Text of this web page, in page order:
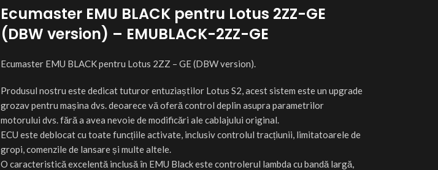
Ecumaster EMU BLACK pentru Lotus 2ZZ-GE
(DBW version) – EMUBLACK-2ZZ-GE
Ecumaster EMU BLACK pentru Lotus 2ZZ – GE (DBW version).
Produsul nostru este dedicat tuturor entuziaștilor Lotus S2, acest sistem este un upgrade
grozav pentru mașina dvs. deoarece vă oferă control deplin asupra parametrilor
motorului dvs. fără a avea nevoie de modificări ale cablajului original.
ECU este deblocat cu toate funcțiile activate, inclusiv controlul tracțiunii, limitatoarele de
gropi, comenzile de lansare și multe altele.
O caracteristică excelentă inclusă în EMU Black este controlerul lambda cu bandă largă,